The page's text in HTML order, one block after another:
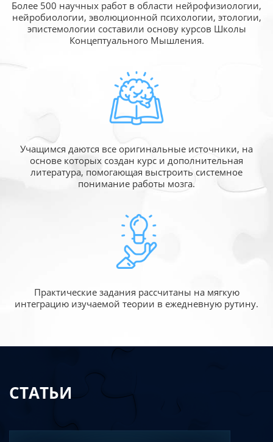
Более 500 научных работ в области нейрофизиологии,
нейробиологии, эволюционной психологии, этологии,
эпистемологии составили основу курсов Школы
Концептуального Мышления.
Учащимся даются все оригинальные источники, на
основе которых создан курс и дополнительная
литература, помогающая выстроить системное
понимание работы мозга.
Практические задания рассчитаны на мягкую
интеграцию изучаемой теории в ежедневную рутину.
СТАТЬИ